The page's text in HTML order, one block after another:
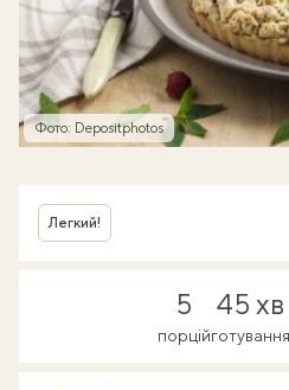
Фото: Depositphotos
Легкий!
5
порцій
45 хв
готування